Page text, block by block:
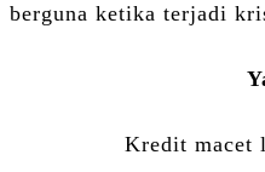
berguna ketika terjadi
Kredit macet